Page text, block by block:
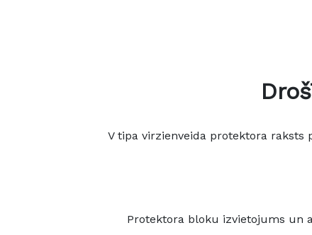
V tipa virzienveida protektora
Protektora bloku izvietojums un